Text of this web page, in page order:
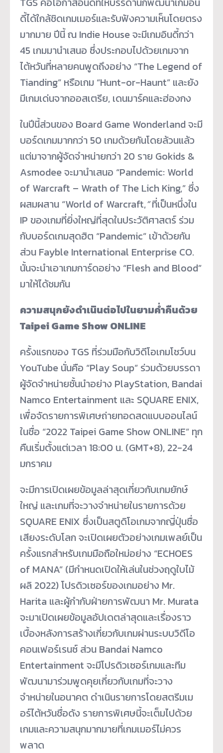
ดี้ได้ใกล้ชิดเกมเมอร์และรับฟังความเห็นโดยตรง
มากมาย ปีนี้ ณ Indie House จะมีเกมอินดี้กว่า
45 เกมมานำเสนอ ซึ่งประกอบไปด้วยเกมจาก
ไต้หวันที่หลายคนพูดถึงอย่าง “The Legend of
Tianding” หรือเกม “Hunt-or-Haunt” และยัง
มีเกมเด่นจากออสเตรีย, เดนมาร์คและฮ่องกง
ในปีนี้ส่วนของ Board Game Wonderland จะมี
บอร์ดเกมมากกว่า 50 เกมด้วยกันโดยล้วนแล้ว
แต่มาจากผู้จัดจำหน่ายกว่า 20 ราย Gokids &
Asmodee จะมานำเสนอ “Pandemic: World
of Warcraft – Wrath of The Lich King,” ซึ่ง
ผสมผสาน “World of Warcraft,“ที่เป็นหนึ่งใน
IP ของเกมที่ยิ่งใหญ่ที่สุดในประวัติศาสตร์ ร่วม
กับบอร์ดเกมสุดฮิต “Pandemic” เข้าด้วยกัน
ส่วน Fayble International Enterprise CO.
นั้นจะนำเอาเกมการ์ดอย่าง “Flesh and Blood”
มาให้ได้ชมกัน
ความสนุกยังดำเนินต่อไปในยามค่ำคืนด้วย
Taipei Game Show ONLINE
ครั้งแรกของ TGS ที่ร่วมมือกับวิดีโอเกมโชว์บน
YouTube นั่นคือ “Play Soup” ร่วมด้วยบรรดา
ผู้จัดจำหน่ายชั้นนำอย่าง PlayStation, Bandai
Namco Entertainment และ SQUARE ENIX,
เพื่อจัดรายการพิเศษถ่ายทอดสดแบบออนไลน์
ในชื่อ “2022 Taipei Game Show ONLINE” ทุก
คืนเริ่มตั้งแต่เวลา 18:00 น. (GMT+8), 22-24
มกราคม
จะมีการเปิดเผยข้อมูลล่าสุดเกี่ยวกับเกมยักษ์
ใหญ่ และเกมที่จะวางจำหน่ายในรายการด้วย
SQUARE ENIX ซึ่งเป็นสตูดิโอเกมจากญี่ปุ่นชื่อ
เสียงระดับโลก จะเปิดเผยตัวอย่างเกมเพลย์เป็น
ครั้งแรกสำหรับเกมมือถือใหม่อย่าง “ECHOES
of MANA” (มีกำหนดเปิดให้เล่นในช่วงฤดูใบไม้
ผลิ 2022) โปรดิวเซอร์ของเกมอย่าง Mr.
Harita และผู้กำกับฝ่ายการพัฒนา Mr. Murata
จะมาเปิดเผยข้อมูลอัปเดตล่าสุดและเรื่องราว
เบื้องหลังการสร้างเกี่ยวกับเกมผ่านระบบวิดีโอ
คอนเฟอร์เรนซ์ ส่วน Bandai Namco
Entertainment จะมีโปรดิวเซอร์เกมและทีม
พัฒนามาร่วมพูดคุยเกี่ยวกับเกมที่จะวาง
จำหน่ายในอนาคต ดำเนินรายการโดยสตรีมเม
อร์ไต้หวันชื่อดัง รายการพิเศษนี้จะเต็มไปด้วย
เกมและความสนุกมากมายที่เกมเมอร์ไม่ควร
พลาด